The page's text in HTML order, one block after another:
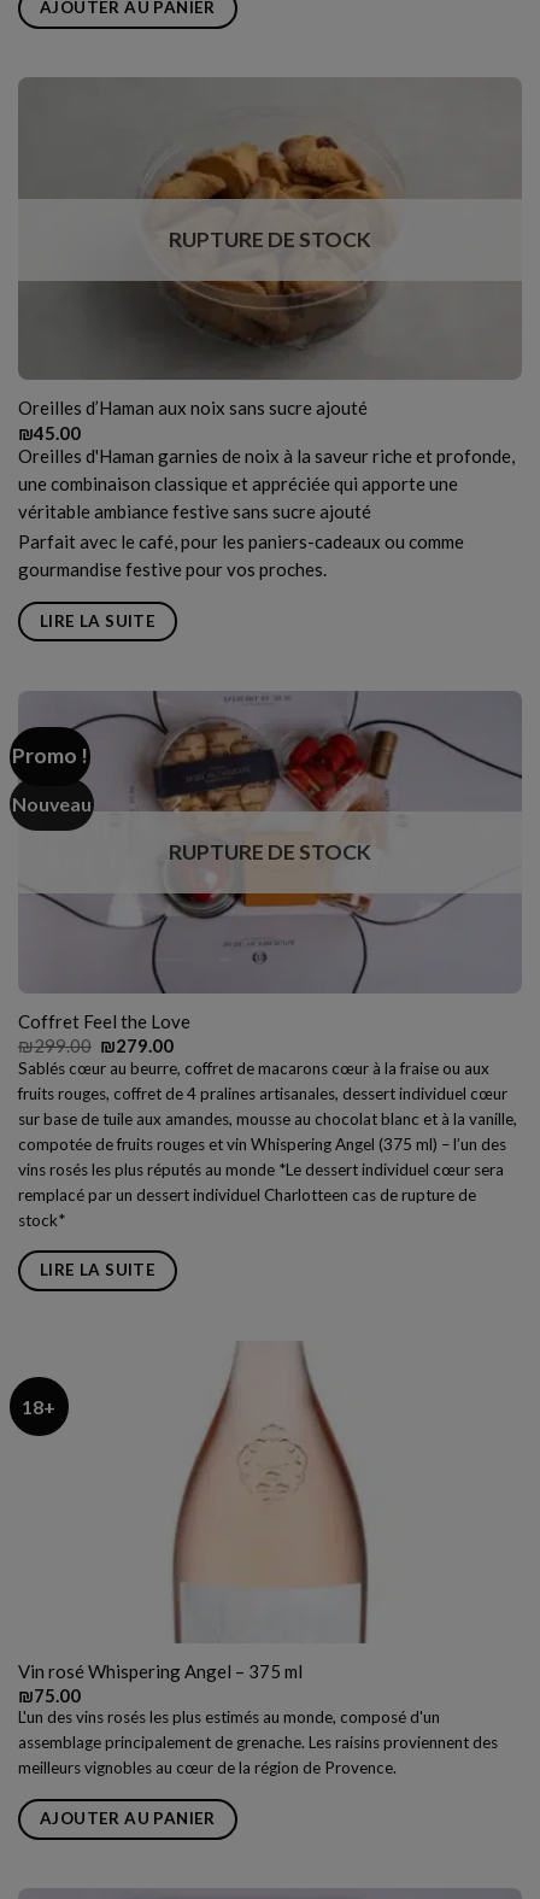
AJOUTER AU PANIER
RUPTURE DE STOCK
Oreilles d’Haman aux noix sans sucre ajouté
₪45.00
Oreilles d'Haman garnies de noix à la saveur riche et profonde,
une combinaison classique et appréciée qui apporte une
véritable ambiance festive sans sucre ajouté
Parfait avec le café, pour les paniers-cadeaux ou comme
gourmandise festive pour vos proches.
LIRE LA SUITE
Promo !
Nouveau
RUPTURE DE STOCK
Coffret Feel the Love
₪299.00 Le
prix
initial
était :
₪299.00.
₪279.00Le
prix
actuel
est :
₪279.00.
Sablés cœur au beurre, coffret de macarons cœur à la fraise ou aux
fruits rouges, coffret de 4 pralines artisanales, dessert individuel cœur
sur base de tuile aux amandes, mousse au chocolat blanc et à la vanille,
compotée de fruits rouges et vin Whispering Angel (375 ml) – l’un des
vins rosés les plus réputés au monde *Le dessert individuel cœur sera
remplacé par un dessert individuel Charlotteen cas de rupture de
stock*
LIRE LA SUITE
18+
Vin rosé Whispering Angel – 375 ml
₪75.00
L'un des vins rosés les plus estimés au monde, composé d'un
assemblage principalement de grenache. Les raisins proviennent des
meilleurs vignobles au cœur de la région de Provence.
AJOUTER AU PANIER